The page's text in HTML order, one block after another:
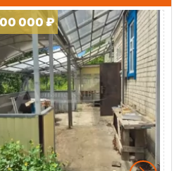
000 ₽